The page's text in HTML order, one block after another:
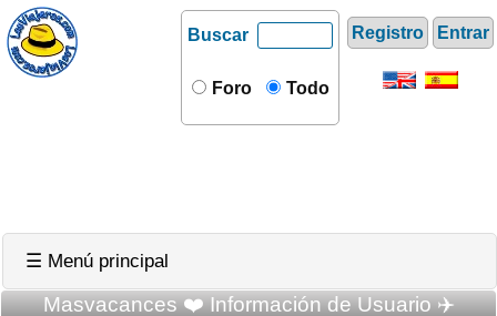
Registro Entrar
Buscar
Foro Todo
☰ Menú principal
Masvacances ❤️ Información de Usuario ✈️